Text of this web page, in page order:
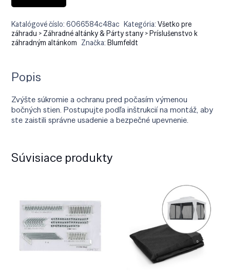
Katalógové číslo:6066584c48ac Kategória:Všetko pre
záhradu > Záhradné altánky & Párty stany > Príslušenstvo k
záhradným altánkom Značka:Blumfeldt
Popis
Zvýšte súkromie a ochranu pred počasím výmenou
bočných stien. Postupujte podľa inštrukcií na montáž, aby
ste zaistili správne usadenie a bezpečné upevnenie.
Súvisiace produkty